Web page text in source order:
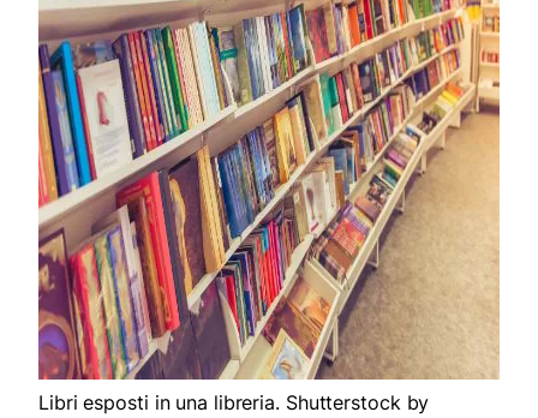
Libri esposti in una libreria. Shutterstock by